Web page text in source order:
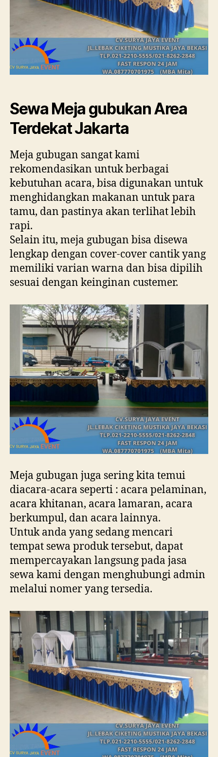
Sewa Meja gubukan Area
Terdekat Jakarta
Meja gubugan sangat kami
rekomendasikan untuk berbagai
kebutuhan acara, bisa digunakan untuk
menghidangkan makanan untuk para
tamu, dan pastinya akan terlihat lebih
rapi.
Selain itu, meja gubugan bisa disewa
lengkap dengan cover-cover cantik yang
memiliki varian warna dan bisa dipilih
sesuai dengan keinginan custemer.
Meja gubugan juga sering kita temui
diacara-acara seperti : acara pelaminan,
acara khitanan, acara lamaran, acara
berkumpul, dan acara lainnya.
Untuk anda yang sedang mencari
tempat sewa produk tersebut, dapat
mempercayakan langsung pada jasa
sewa kami dengan menghubungi admin
melalui nomer yang tersedia.